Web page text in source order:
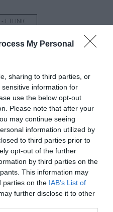
My Personal
sharing to third parties, or
information for
use the below opt-out
Please note that after your
may continue seeing
information utilized by
to third parties prior to
opt-out of the further
by third parties on the
This information may
parties on the IAB’s List of
further disclose it to other
- ETHNIC
τα τελευταία νέα για
Culturenow.gr